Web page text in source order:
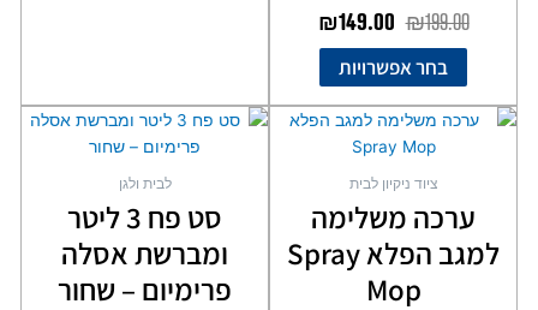
₪199.00
₪149.00
בחר אפשרויות
ציוד ניקיון לבית
ערכה משלימה
למגב הפלא Spray
Mop
לבית ולגן
סט פח 3 ליטר
ומברשת אסלה
פרימיום – שחור